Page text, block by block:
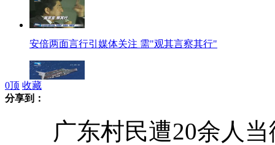
安倍两面言行引媒体关注 需"观其言察其行"
0顶 收藏
分享到：
广东村民遭20余人当